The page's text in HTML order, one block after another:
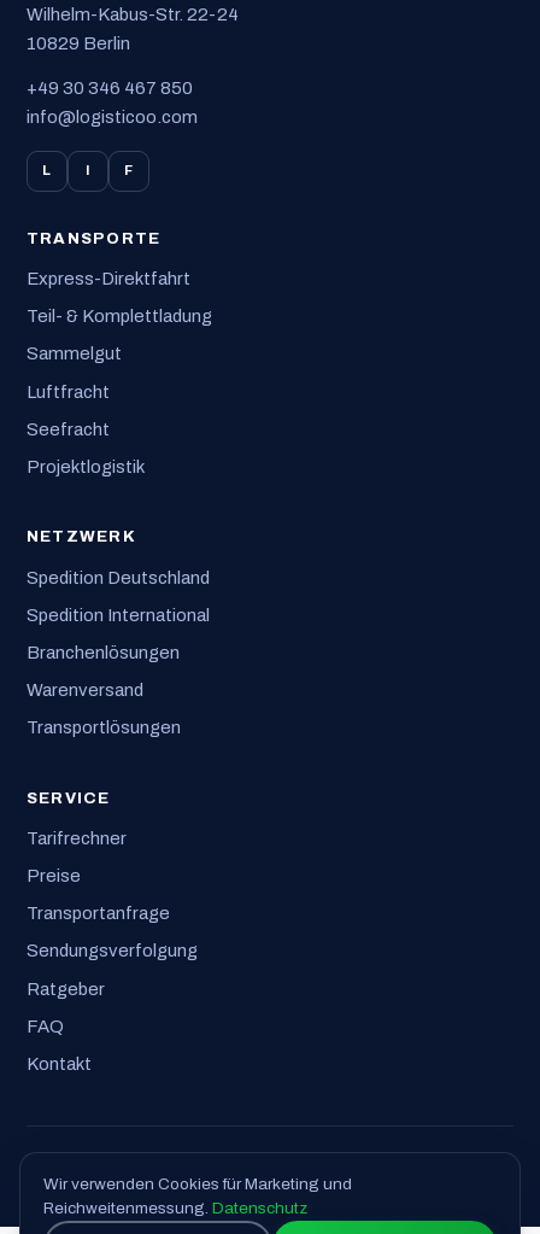
Wilhelm-Kabus-Str. 22-24
10829 Berlin
+49 30 346 467 850
info@logisticoo.com
L I F
TRANSPORTE
Express-Direktfahrt
Teil- & Komplettladung
Sammelgut
Luftfracht
Seefracht
Projektlogistik
NETZWERK
Spedition Deutschland
Spedition International
Branchenlösungen
Warenversand
Transportlösungen
SERVICE
Tarifrechner
Preise
Transportanfrage
Sendungsverfolgung
Ratgeber
FAQ
Kontakt
© 2026 Logisticoo GmbH · Alle Rechte vorbehalten
Impressum·Datenschutz·AGB
Wir verwenden Cookies für Marketing und
Reichweitenmessung.Datenschutz